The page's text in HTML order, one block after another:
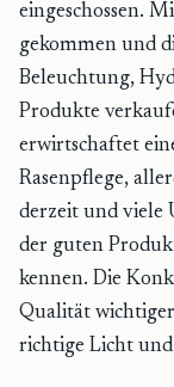
eingeschossen.
gekommen und
Beleuchtung,
Produkte
erwirtschaftet
Rasenpflege,
derzeit und viele
der guten
kennen. Die
Qualität
richtige Licht